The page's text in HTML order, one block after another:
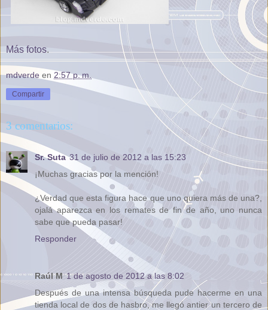
Más fotos.
mdverde en 2:57 p. m.
Compartir
3 comentarios:
Sr. Suta 31 de julio de 2012 a las 15:23
¡Muchas gracias por la mención!
¿Verdad que esta figura hace que uno quiera más de una?,
ojalá aparezca en los remates de fin de año, uno nunca
sabe que pueda pasar!
Responder
Raúl M 1 de agosto de 2012 a las 8:02
Después de una intensa búsqueda pude hacerme en una
tienda local de dos de hasbro, me llegó antier un tercero de